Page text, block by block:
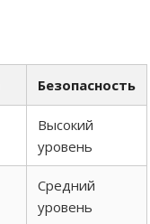
Безопасность
Высокий
уровень
Средний
уровень